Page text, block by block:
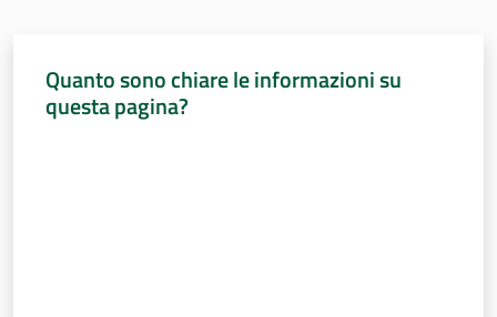
Quanto sono chiare le informazioni su
questa pagina?